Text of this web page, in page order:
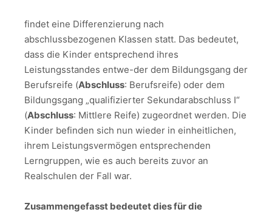
findet eine Differenzierung nach
abschlussbezogenen Klassen statt. Das bedeutet,
dass die Kinder entsprechend ihres
Leistungsstandes entwe-der dem Bildungsgang der
Berufsreife (Abschluss: Berufsreife) oder dem
Bildungsgang „qualifizierter Sekundarabschluss I“
(Abschluss: Mittlere Reife) zugeordnet werden. Die
Kinder befinden sich nun wieder in einheitlichen,
ihrem Leistungsvermögen entsprechenden
Lerngruppen, wie es auch bereits zuvor an
Realschulen der Fall war.
Zusammengefasst bedeutet dies für die